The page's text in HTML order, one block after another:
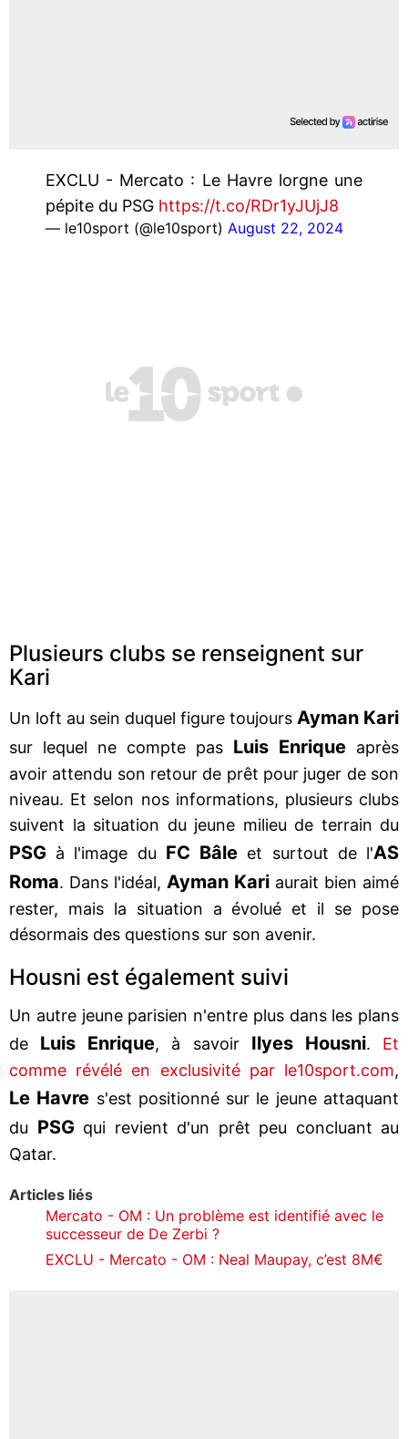
EXCLU - Mercato : Le Havre lorgne une
pépite du PSG https://t.co/RDr1yJUjJ8
— le10sport (@le10sport) August 22, 2024
Plusieurs clubs se renseignent sur
Kari
Un loft au sein duquel figure toujours Ayman Kari
sur lequel ne compte pas Luis Enrique après
avoir attendu son retour de prêt pour juger de son
niveau. Et selon nos informations, plusieurs clubs
suivent la situation du jeune milieu de terrain du
PSG à l'image du FC Bâle et surtout de l'AS
Roma. Dans l'idéal, Ayman Kari aurait bien aimé
rester, mais la situation a évolué et il se pose
désormais des questions sur son avenir.
Housni est également suivi
Un autre jeune parisien n'entre plus dans les plans
de Luis Enrique, à savoir Ilyes Housni. Et
comme révélé en exclusivité par le10sport.com,
Le Havre s'est positionné sur le jeune attaquant
du PSG qui revient d'un prêt peu concluant au
Qatar.
Articles liés
Mercato - OM : Un problème est identifié avec le
successeur de De Zerbi ?
EXCLU - Mercato - OM : Neal Maupay, c’est 8M€